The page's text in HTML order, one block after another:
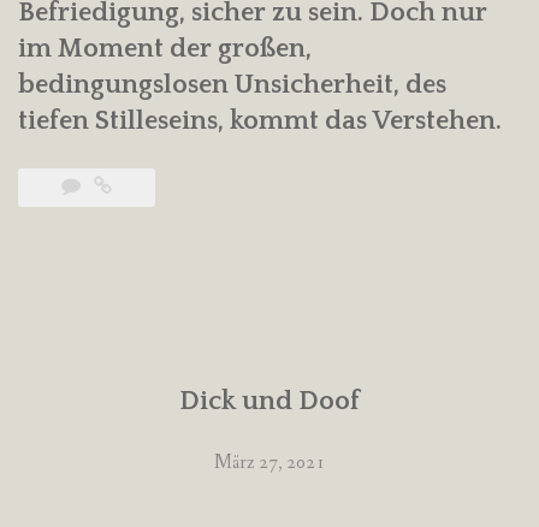
Befriedigung, sicher zu sein. Doch nur
im Moment der großen,
bedingungslosen Unsicherheit, des
tiefen Stilleseins, kommt das Verstehen.
Dick und Doof
März 27, 2021